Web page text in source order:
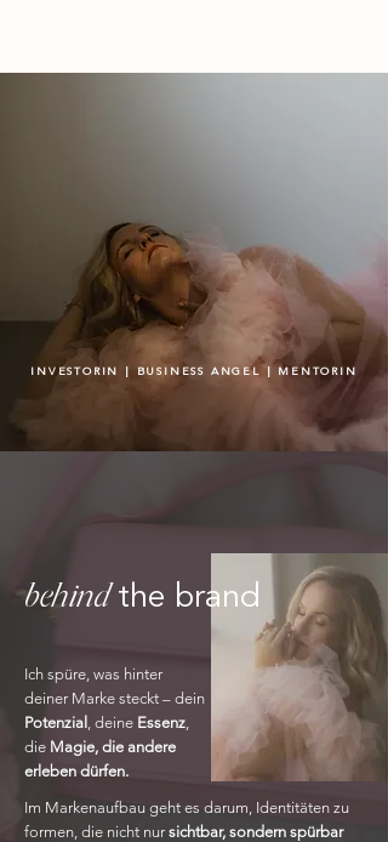
INVESTORIN | BUSINESS ANGEL | MENTORIN
behind the brand
Ich spüre, was hinter
deiner Marke steckt – dein
Potenzial , deine Essenz,
die Magie, die andere
erleben dürfen.
Im Markenaufbau geht es darum, Identitäten zu
formen, die nicht nur sichtbar, sondern spürbar